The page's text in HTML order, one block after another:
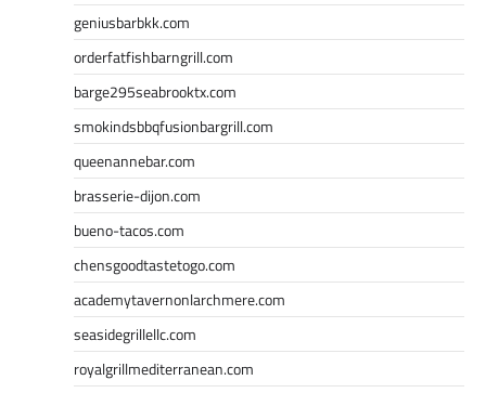
geniusbarbkk.com
orderfatfishbarngrill.com
barge295seabrooktx.com
smokindsbbqfusionbargrill.com
queenannebar.com
brasserie-dijon.com
bueno-tacos.com
chensgoodtastetogo.com
academytavernonlarchmere.com
seasidegrillellc.com
royalgrillmediterranean.com